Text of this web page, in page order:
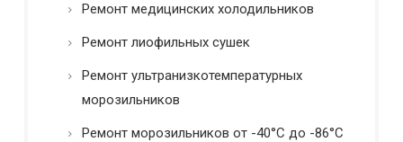
Ремонт медицинских холодильников
Ремонт лиофильных сушек
Ремонт ультранизкотемпературных
морозильников
Ремонт морозильников от -40°C до -86°C